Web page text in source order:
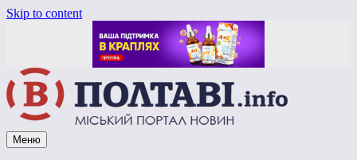
Skip to content
Vpoltave.info
Полтавский портал новостей
Меню